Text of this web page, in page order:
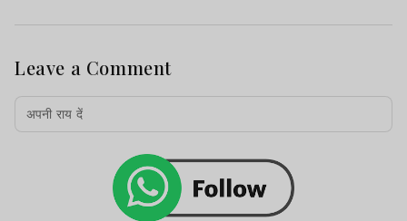
Leave a Comment